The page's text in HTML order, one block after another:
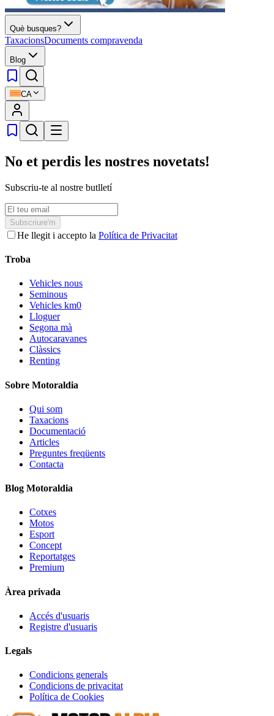
Què busques?
TaxacionsDocuments compravenda
Blog
CA
No et perdis les nostres novetats!
Subscriu-te al nostre butlletí
Subscriure'm
He llegit i accepto la Política de Privacitat
Troba
Vehicles nous
Seminous
Vehicles km0
Lloguer
Segona mà
Autocaravanes
Clàssics
Renting
Sobre Motoraldia
Qui som
Taxacions
Documentació
Articles
Preguntes freqüents
Contacta
Blog Motoraldia
Cotxes
Motos
Esport
Concept
Reportatges
Premium
Àrea privada
Accés d'usuaris
Registre d'usuaris
Legals
Condicions generals
Condicions de privacitat
Política de Cookies